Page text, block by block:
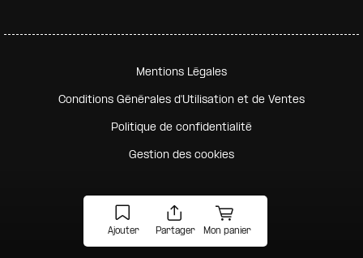
Ajouter Partager Mon panier
Pied de page secondaire
Mentions Légales
Conditions Générales d'Utilisation et de Ventes
Politique de confidentialité
Gestion des cookies